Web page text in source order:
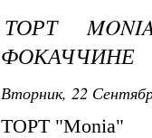
ТОРТ
ФОКАЧЧИНЕ
Вторник, 22
ТОРТ "Monia"